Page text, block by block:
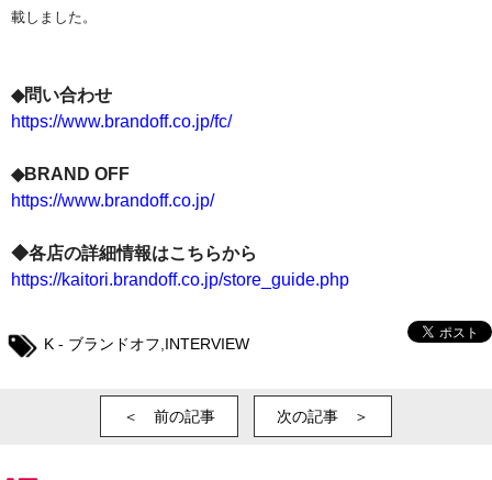
載しました。
◆問い合わせ
https://www.brandoff.co.jp/fc/
◆BRAND OFF
https://www.brandoff.co.jp/
◆各店の詳細情報はこちらから
https://kaitori.brandoff.co.jp/store_guide.php
K ‐ ブランドオフ INTERVIEW
＜ 前の記事 次の記事 ＞